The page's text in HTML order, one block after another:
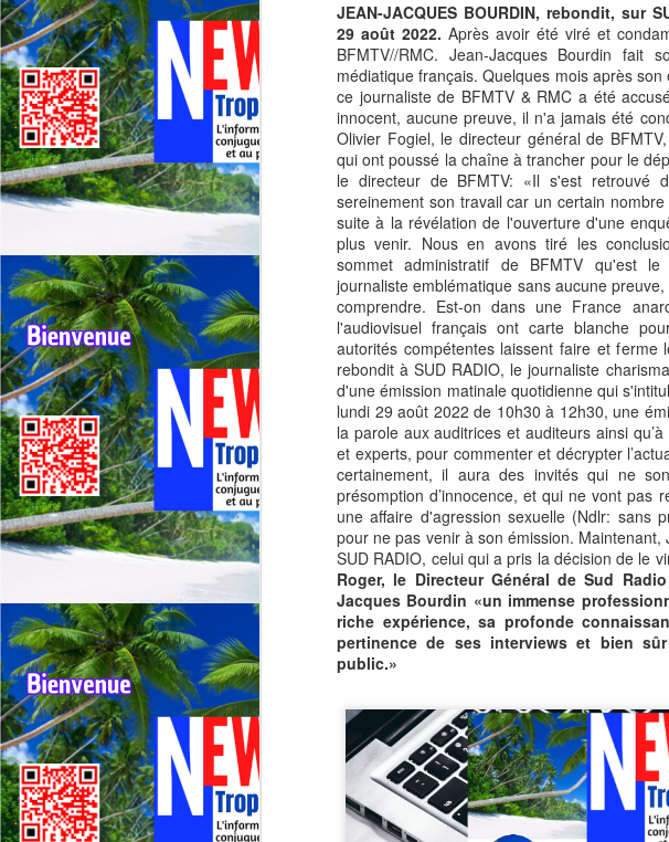
JEAN-JACQUES BOURDIN, rebondit, sur
29 août 2022. Après avoir été viré et
BFMTV//RMC. Jean-Jacques Bourdin fait
médiatique français. Quelques mois après
ce journaliste de BFMTV & RMC a été
innocent, aucune preuve, il n'a jamais été
Olivier Fogiel, le directeur général de
qui ont poussé la chaîne à trancher pour le
le directeur de BFMTV: «Il s'est retrouvé
sereinement son travail car un certain
suite à la révélation de l'ouverture d'une
plus venir. Nous en avons tiré les
sommet administratif de BFMTV qu'est
journaliste emblématique sans aucune
comprendre. Est-on dans une France
l'audiovisuel français ont carte blanche
autorités compétentes laissent faire et ferme
rebondit à SUD RADIO, le journaliste
d'une émission matinale quotidienne qui
lundi 29 août 2022 de 10h30 à 12h30, une
la parole aux auditrices et auditeurs ainsi
et experts, pour commenter et décrypter
certainement, il aura des invités qui ne
présomption d’innocence, et qui ne vont pas
une affaire d'agression sexuelle (Ndlr: sans
pour ne pas venir à son émission.
SUD RADIO, celui qui a pris la décision de le
Roger, le Directeur Général de Sud
Jacques Bourdin «un immense
riche expérience, sa profonde
pertinence de ses interviews et bien
public.»
30
cyclistes se
chevauchent, appel
urgent à une
harmonisation entre la
Réunion et la
Guadeloupe.
🚴Outremer: Deux tours cyclistes
en collision, l’Appel urgent à une
harmonisation entre La réunion et
🚴Quand deux cours cyclistes se
chevauchent, l’excellence des
coureurs se retrouve piégée.
Deux événements majeurs du
cyclisme outre‑mer vont se
dérouler presque simultanément
en 2026 : le 79ᵉ Tour cycliste de
La Réunion (1er au 9 août 2026) et
le 75ᵉ Tour cycliste international
de Guadeloupe (31 juillet au 9
août 2026).
27
BARBARA
ZANDRONIS,
sur son
Jordan Bardella,
un podcast
Rokhaya Diallo.
La journaliste BARBARA
OLIVIER-ZANDRONIS,
sur son interview de Jordan
Bardella. dans un podcast
Par la journaliste Rokhaya
(Interview en fin de page).
JUL
19
La télévision
Martinique :
vibrer la Caraïbe.
Quand la télévision
"Reggae Therapy", en
Télévision Jamaïque a parlé
journal de 12heures.
JUL
18
MATHIEU
Martiniquais à
MATHIEU MÉRANVILLE.
TV, et écrivain.
La voix martiniquaise qui
discriminations.
Né en 1962 au Saint‑Esprit
imposé comme l’un des
France.
appelle au respect.
HERMANN ROSE‑ELIE : la
respect.
Dans un communiqué
journaliste martiniquais